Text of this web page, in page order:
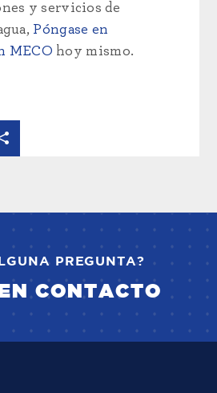
y servicios de
Póngase en
MECO hoy mismo.
PREGUNTA?
CONTACTO